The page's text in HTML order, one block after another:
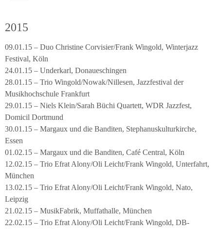
2015
09.01.15 – Duo Christine Corvisier/Frank Wingold, Winterjazz
Festival, Köln
24.01.15 – Underkarl, Donaueschingen
28.01.15 – Trio Wingold/Nowak/Nillesen, Jazzfestival der
Musikhochschule Frankfurt
29.01.15 – Niels Klein/Sarah Büchi Quartett, WDR Jazzfest,
Domicil Dortmund
30.01.15 – Margaux und die Banditen, Stephanuskulturkirche,
Essen
01.02.15 – Margaux und die Banditen, Café Central, Köln
12.02.15 – Trio Efrat Alony/Oli Leicht/Frank Wingold, Unterfahrt,
München
13.02.15 – Trio Efrat Alony/Oli Leicht/Frank Wingold, Nato,
Leipzig
21.02.15 – MusikFabrik, Muffathalle, München
22.02.15 – Trio Efrat Alony/Oli Leicht/Frank Wingold, DB-